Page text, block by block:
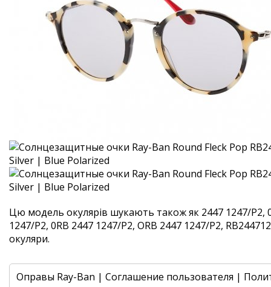
Цю модель окулярів шукають також як 2447 1247/P2,
1247/P2, 0RB 2447 1247/P2, ORB 2447 1247/P2,
окуляри.
Оправы Ray-Ban | Соглашение пользователя |